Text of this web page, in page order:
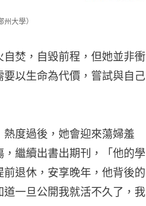
大學）
焚，自毀前程，但她並非衝
以生命為代價，嘗試與自己
度過後，她會迎來蕩婦羞
繼續出書出期刊，「他的學
退休，安享晚年，他背後的
一旦公開我就活不久了，我